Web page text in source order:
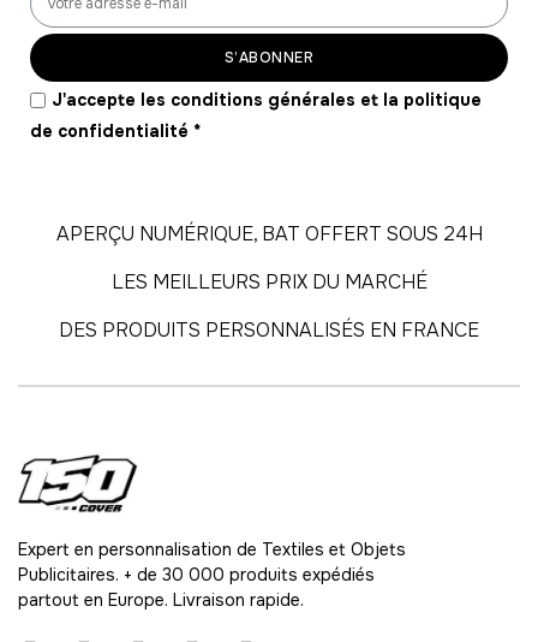
S’ABONNER
J'accepte les conditions générales et la politique
de confidentialité *
APERÇU NUMÉRIQUE, BAT OFFERT SOUS 24H
LES MEILLEURS PRIX DU MARCHÉ
DES PRODUITS PERSONNALISÉS EN FRANCE
Expert en personnalisation de Textiles et Objets
Publicitaires. + de 30 000 produits expédiés
partout en Europe. Livraison rapide.